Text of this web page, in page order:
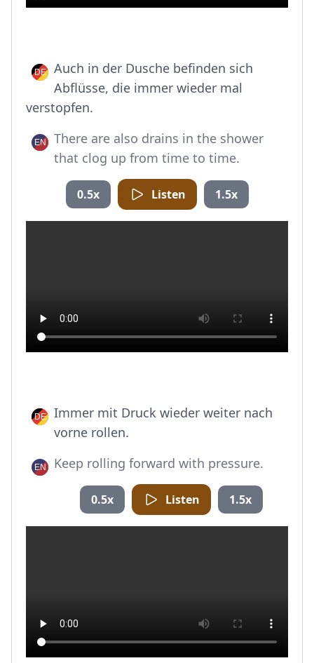
Auch in der Dusche befinden sich
Abflüsse, die immer wieder mal
verstopfen.
There are also drains in the shower
that clog up from time to time.
0.5x Listen 1.5x
Immer mit Druck wieder weiter nach
vorne rollen.
Keep rolling forward with pressure.
0.5x Listen 1.5x